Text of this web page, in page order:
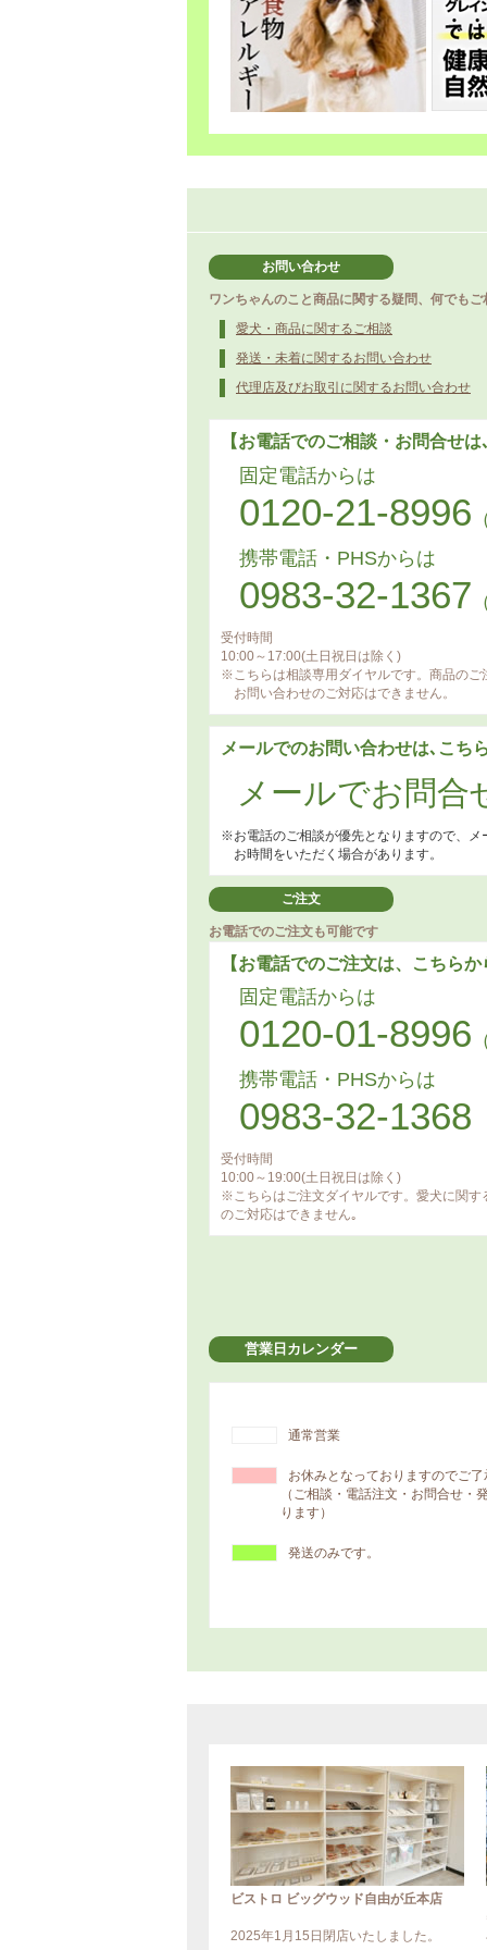
お問い合わせ
ワンちゃんのこと商品に関する疑問、何でも
愛犬・商品に関するご相談
発送・未着に関するお問い合わせ
代理店及びお取引に関するお問い合わせ
【お電話でのご相談・お問合せ
固定電話からは
0120-21-8996
携帯電話・PHSからは
0983-32-1367
受付時間
10:00～17:00(土日祝日は除く)
※こちらは相談専用ダイヤルです。商品のご
お問い合わせのご対応はできません。
メールでのお問い合わせは､こち
メールでお問合
※お電話のご相談が優先となりますので、メ
お時間をいただく場合があります。
ご注文
お電話でのご注文も可能です
【お電話でのご注文は、こちらか
固定電話からは
0120-01-8996
携帯電話・PHSからは
0983-32-1368
受付時間
10:00～19:00(土日祝日は除く)
※こちらはご注文ダイヤルです。愛犬に関す
のご対応はできません｡
ビストロ ビッグウッド自由が丘本店
2025年1月15日閉店いたしました。